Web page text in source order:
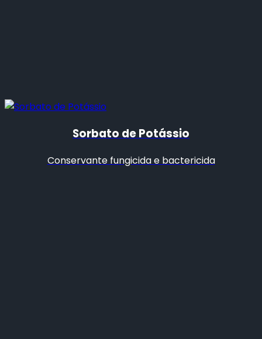
Sorbato de Potássio
Conservante fungicida e bactericida